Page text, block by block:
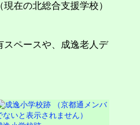
在の北総合支援学校）
ペースや、成逸老人デ